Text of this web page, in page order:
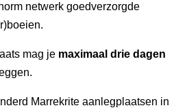
netwerk goedverzorgde
mag je maximaal drie dagen
Marrekrite aanlegplaatsen in